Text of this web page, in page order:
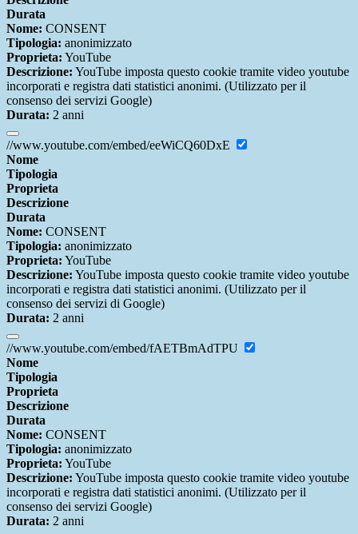
Durata
Nome: CONSENT
Tipologia: anonimizzato
Proprieta: YouTube
Descrizione: YouTube imposta questo cookie tramite video youtube
incorporati e registra dati statistici anonimi. (Utilizzato per il
consenso dei servizi Google)
Durata: 2 anni
//www.youtube.com/embed/eeWiCQ60DxE
Nome
Tipologia
Proprieta
Descrizione
Durata
Nome: CONSENT
Tipologia: anonimizzato
Proprieta: YouTube
Descrizione: YouTube imposta questo cookie tramite video youtube
incorporati e registra dati statistici anonimi. (Utilizzato per il
consenso dei servizi di Google)
Durata: 2 anni
//www.youtube.com/embed/fAETBmAdTPU
Nome
Tipologia
Proprieta
Descrizione
Durata
Nome: CONSENT
Tipologia: anonimizzato
Proprieta: YouTube
Descrizione: YouTube imposta questo cookie tramite video youtube
incorporati e registra dati statistici anonimi. (Utilizzato per il
consenso dei servizi Google)
Durata: 2 anni